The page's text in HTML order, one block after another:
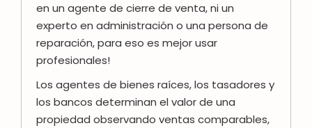
en un agente de cierre de venta, ni un
experto en administración o una persona de
reparación, para eso es mejor usar
profesionales!
Los agentes de bienes raíces, los tasadores y
los bancos determinan el valor de una
propiedad observando ventas comparables,